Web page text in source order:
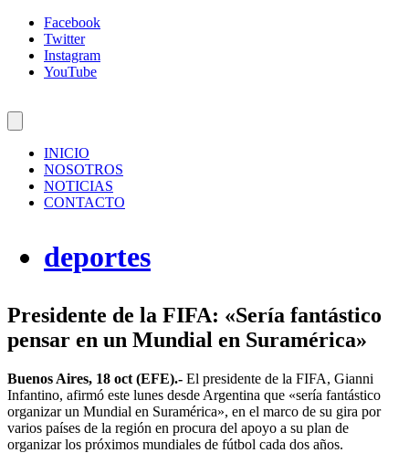
Facebook
Twitter
Instagram
YouTube
INICIO
NOSOTROS
NOTICIAS
CONTACTO
deportes
Presidente de la FIFA: «Sería fantástico
pensar en un Mundial en Suramérica»
Buenos Aires, 18 oct (EFE).- El presidente de la FIFA, Gianni
Infantino, afirmó este lunes desde Argentina que «sería fantástico
organizar un Mundial en Suramérica», en el marco de su gira por
varios países de la región en procura del apoyo a su plan de
organizar los próximos mundiales de fútbol cada dos años.